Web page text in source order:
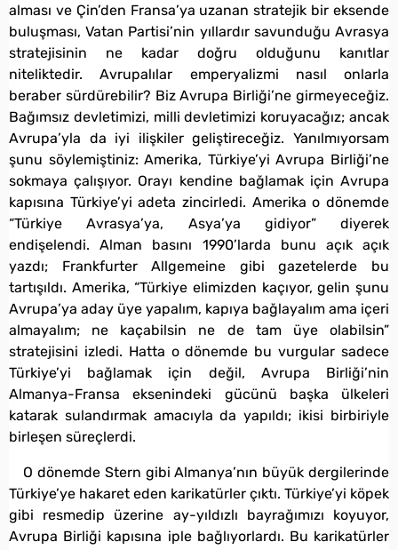
alması ve Çin’den Fransa’ya uzanan stratejik bir eksende
buluşması, Vatan Partisi’nin yıllardır savunduğu Avrasya
stratejisinin ne kadar doğru olduğunu kanıtlar
niteliktedir. Avrupalılar emperyalizmi nasıl onlarla
beraber sürdürebilir? Biz Avrupa Birliği’ne girmeyeceğiz.
Bağımsız devletimizi, milli devletimizi koruyacağız; ancak
Avrupa’yla da iyi ilişkiler geliştireceğiz. Yanılmıyorsam
şunu söylemiştiniz: Amerika, Türkiye’yi Avrupa Birliği’ne
sokmaya çalışıyor. Orayı kendine bağlamak için Avrupa
kapısına Türkiye’yi adeta zincirledi. Amerika o dönemde
“Türkiye Avrasya’ya, Asya’ya gidiyor” diyerek
endişelendi. Alman basını 1990’larda bunu açık açık
yazdı; Frankfurter Allgemeine gibi gazetelerde bu
tartışıldı. Amerika, “Türkiye elimizden kaçıyor, gelin şunu
Avrupa’ya aday üye yapalım, kapıya bağlayalım ama içeri
almayalım; ne kaçabilsin ne de tam üye olabilsin”
stratejisini izledi. Hatta o dönemde bu vurgular sadece
Türkiye’yi bağlamak için değil, Avrupa Birliği’nin
Almanya-Fransa eksenindeki gücünü başka ülkeleri
katarak sulandırmak amacıyla da yapıldı; ikisi birbiriyle
birleşen süreçlerdi.
O dönemde Stern gibi Almanya’nın büyük dergilerinde
Türkiye’ye hakaret eden karikatürler çıktı. Türkiye’yi köpek
gibi resmedip üzerine ay-yıldızlı bayrağımızı koyuyor,
Avrupa Birliği kapısına iple bağlıyorlardı. Bu karikatürler